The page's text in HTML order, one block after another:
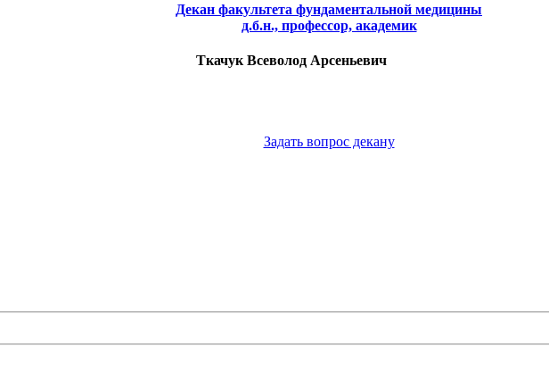
Декан факультета фундаментальной медицины
д.б.н., профессор, академик
Ткачук Всеволод Арсеньевич
Задать вопрос декану